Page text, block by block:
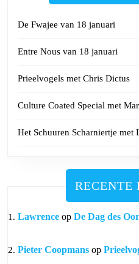
De Fwajee van 18 januari
Entre Nous van 18 januari
Prieelvogels met Chris Dictus
Culture Coated Special met
Het Schuuren Scharniertje met
RECENTE
Lawrence op De Dag des
Pieter Coopmans op